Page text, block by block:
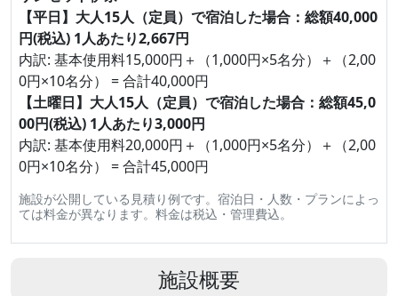
【平日】大人15人（定員）で宿泊した場合：総額40,000
円(税込) 1人あたり2,667円
内訳: 基本使用料15,000円＋（1,000円×5名分）＋（2,00
0円×10名分） = 合計40,000円
【土曜日】大人15人（定員）で宿泊した場合：総額45,0
00円(税込) 1人あたり3,000円
内訳: 基本使用料20,000円＋（1,000円×5名分）＋（2,00
0円×10名分） = 合計45,000円
施設が公開している見積り例です。宿泊日・人数・プランによっ
ては料金が異なります。料金は税込・管理費込。
施設概要